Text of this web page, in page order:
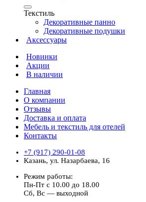
Текстиль
Декоративные панно
Декоративные подушки
Аксессуары
Новинки
Акции
В наличии
Главная
О компании
Отзывы
Доставка и оплата
Мебель и текстиль для отелей
Контакты
+7 (917) 290-01-08
Казань, ул. Назарбаева, 16
Режим работы:
Пн-Пт с 10.00 до 18.00
Сб, Вс — выходной